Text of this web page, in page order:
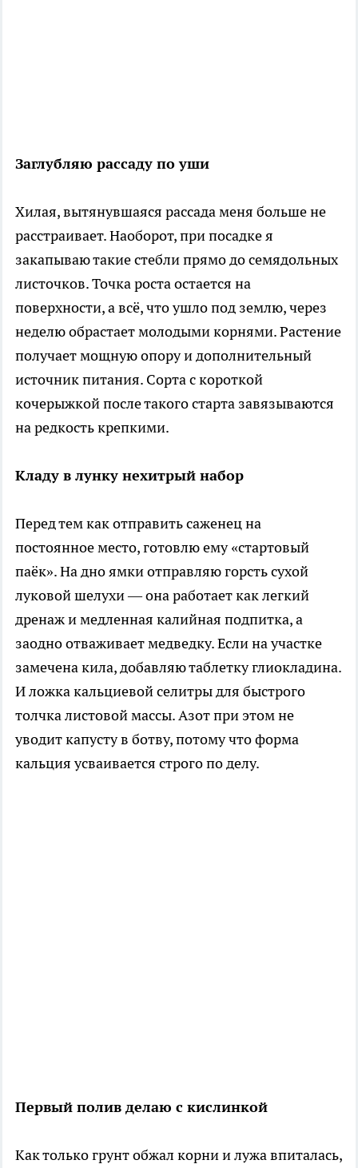
Заглубляю рассаду по уши
Хилая, вытянувшаяся рассада меня больше не
расстраивает. Наоборот, при посадке я
закапываю такие стебли прямо до семядольных
листочков. Точка роста остается на
поверхности, а всё, что ушло под землю, через
неделю обрастает молодыми корнями. Растение
получает мощную опору и дополнительный
источник питания. Сорта с короткой
кочерыжкой после такого старта завязываются
на редкость крепкими.
Кладу в лунку нехитрый набор
Перед тем как отправить саженец на
постоянное место, готовлю ему «стартовый
паёк». На дно ямки отправляю горсть сухой
луковой шелухи — она работает как легкий
дренаж и медленная калийная подпитка, а
заодно отваживает медведку. Если на участке
замечена кила, добавляю таблетку глиокладина.
И ложка кальциевой селитры для быстрого
толчка листовой массы. Азот при этом не
уводит капусту в ботву, потому что форма
кальция усваивается строго по делу.
Первый полив делаю с кислинкой
Как только грунт обжал корни и лужа впиталась,